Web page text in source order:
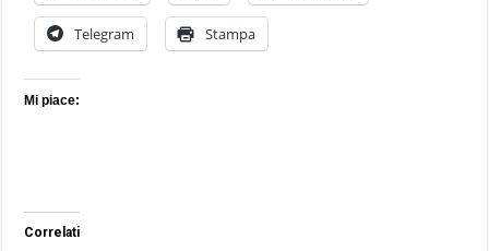
Telegram Stampa
Mi piace:
Correlati